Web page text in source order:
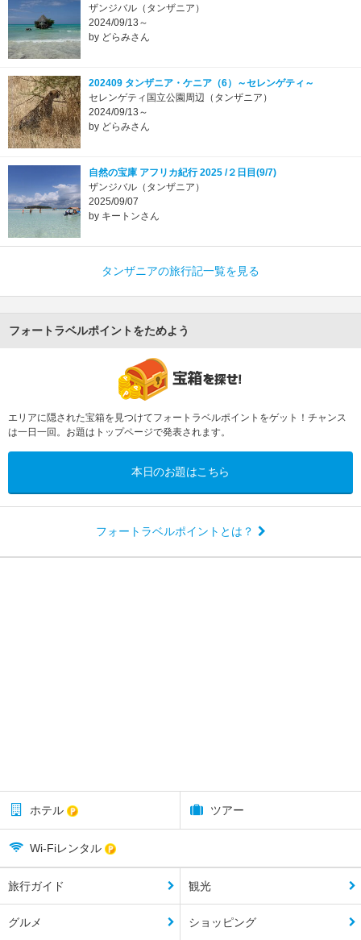
ザンジバル（タンザニア）
2024/09/13～
by どらみさん
202409 タンザニア・ケニア（6）～セレンゲティ～
セレンゲティ国立公園周辺（タンザニア）
2024/09/13～
by どらみさん
自然の宝庫 アフリカ紀行 2025 /２日目(9/7)
ザンジバル（タンザニア）
2025/09/07
by キートンさん
タンザニアの旅行記一覧を見る
フォートラベルポイントをためよう
エリアに隠された宝箱を見つけてフォートラベルポイントをゲット！チャンス
は一日一回。お題はトップページで発表されます。
本日のお題はこちら
フォートラベルポイントとは？
ホテル ツアー
Wi-Fiレンタル
旅行ガイド 観光
グルメ ショッピング